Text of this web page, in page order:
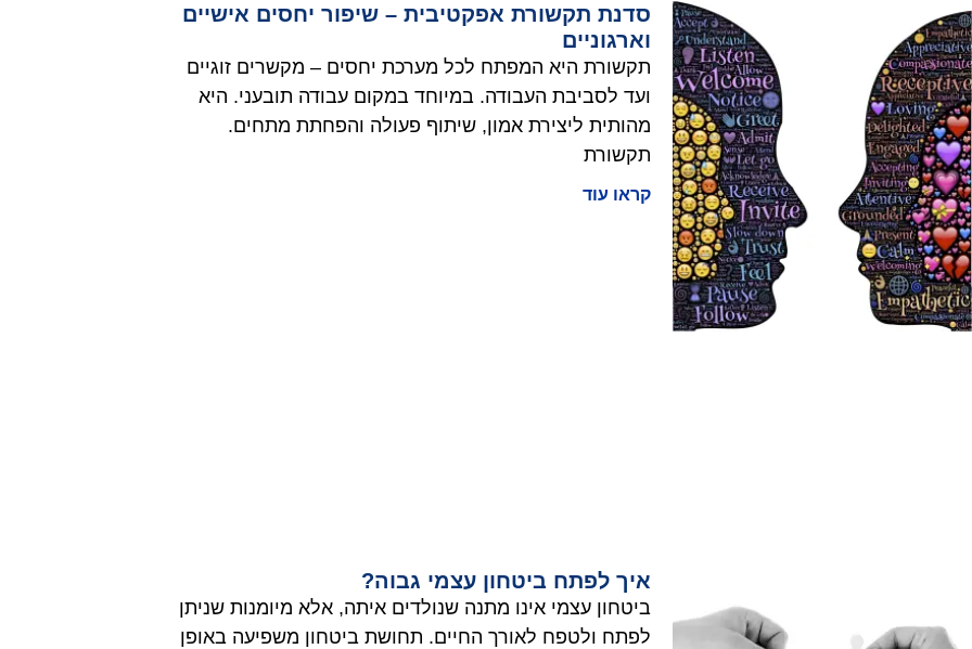
סדנת תקשורת אפקטיבית – שיפור יחסים אישיים
וארגוניים
תקשורת היא המפתח לכל מערכת יחסים – מקשרים זוגיים
ועד לסביבת העבודה. במיוחד במקום עבודה תובעני. היא
מהותית ליצירת אמון, שיתוף פעולה והפחתת מתחים.
תקשורת
קראו עוד
איך לפתח ביטחון עצמי גבוה?
ביטחון עצמי אינו מתנה שנולדים איתה, אלא מיומנות שניתן
לפתח ולטפח לאורך החיים. תחושת ביטחון משפיעה באופן